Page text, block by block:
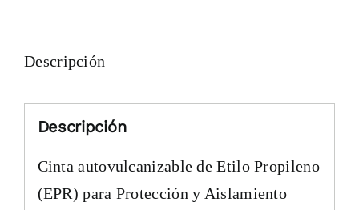
Descripción
Descripción
Cinta autovulcanizable de Etilo Propileno
(EPR) para Protección y Aislamiento